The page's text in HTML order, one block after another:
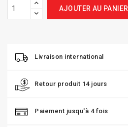
AJOUTER AU PANIER
Livraison international
Retour produit 14 jours
Paiement jusqu'à 4 fois